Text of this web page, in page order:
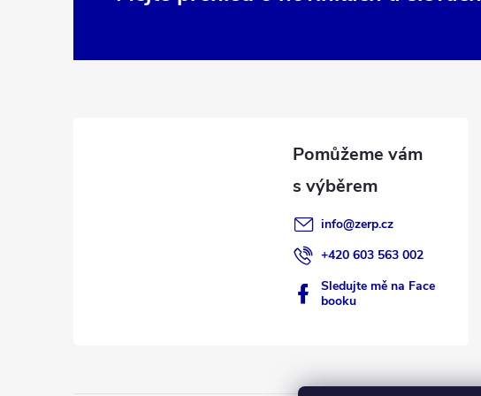
info@zerp.cz
+420 603 563 002
Sledujte mě na Face
booku